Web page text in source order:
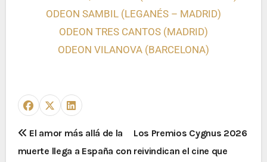
ODEON SAMBIL (LEGANÉS – MADRID)
ODEON TRES CANTOS (MADRID)
ODEON VILANOVA (BARCELONA)
El amor más allá de la
muerte llega a España con
Los Premios Cygnus 2026
reivindican el cine que